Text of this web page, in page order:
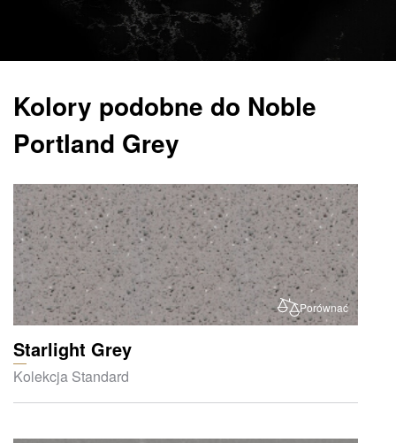
Kolory podobne do Noble
Portland Grey
Porównać
Starlight Grey
Kolekcja Standard